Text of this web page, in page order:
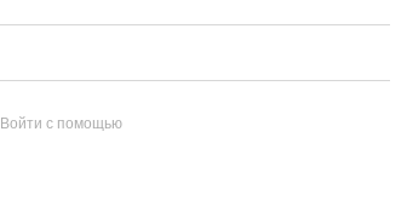
Войти с помощью